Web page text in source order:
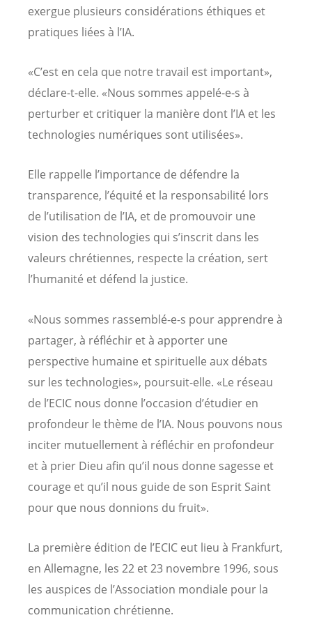
exergue plusieurs considérations éthiques et
pratiques liées à l’IA.
«C’est en cela que notre travail est important»,
déclare-t-elle. «Nous sommes appelé-e-s à
perturber et critiquer la manière dont l’IA et les
technologies numériques sont utilisées».
Elle rappelle l’importance de défendre la
transparence, l’équité et la responsabilité lors
de l’utilisation de l’IA, et de promouvoir une
vision des technologies qui s’inscrit dans les
valeurs chrétiennes, respecte la création, sert
l’humanité et défend la justice.
«Nous sommes rassemblé-e-s pour apprendre à
partager, à réfléchir et à apporter une
perspective humaine et spirituelle aux débats
sur les technologies», poursuit-elle. «Le réseau
de l’ECIC nous donne l’occasion d’étudier en
profondeur le thème de l’IA. Nous pouvons nous
inciter mutuellement à réfléchir en profondeur
et à prier Dieu afin qu’il nous donne sagesse et
courage et qu’il nous guide de son Esprit Saint
pour que nous donnions du fruit».
La première édition de l’ECIC eut lieu à Frankfurt,
en Allemagne, les 22 et 23 novembre 1996, sous
les auspices de l’Association mondiale pour la
communication chrétienne.